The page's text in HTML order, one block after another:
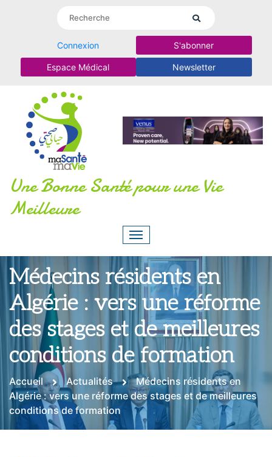
Connexion S'abonner
Espace Médical Newsletter
Une Bonne Santé pour une Vie
Meilleure
Médecins résidents en
Algérie : vers une réforme
des stages et de meilleures
conditions de formation
Accueil Actualités
Médecins résidents en
Algérie : vers une réforme des stages et de meilleures
conditions de formation